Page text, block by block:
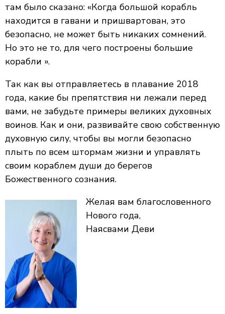
там было сказано: «Когда большой корабль
находится в гавани и пришвартован, это
безопасно, не может быть никаких сомнений.
Но это не то, для чего построены большие
корабли ».
Так как вы отправляетесь в плавание 2018
года, какие бы препятствия ни лежали перед
вами, не забудьте примеры великих духовных
воинов. Как и они, развивайте свою собственную
духовную силу, чтобы вы могли безопасно
плыть по всем штормам жизни и управлять
своим кораблем души до берегов
Божественного сознания.
Желая вам благословенного
Нового года,
Наясвами Деви